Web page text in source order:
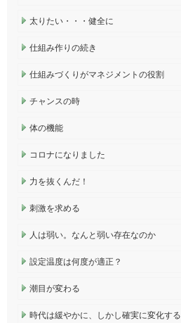
太りたい・・・健全に
仕組み作りの続き
仕組みづくりがマネジメントの役割
チャンスの時
体の機能
コロナになりました
力を抜くんだ！
刺激を求める
人は弱い。なんと弱い存在なのか
設定温度は何度が適正？
潮目が変わる
時代は緩やかに、しかし確実に変化する